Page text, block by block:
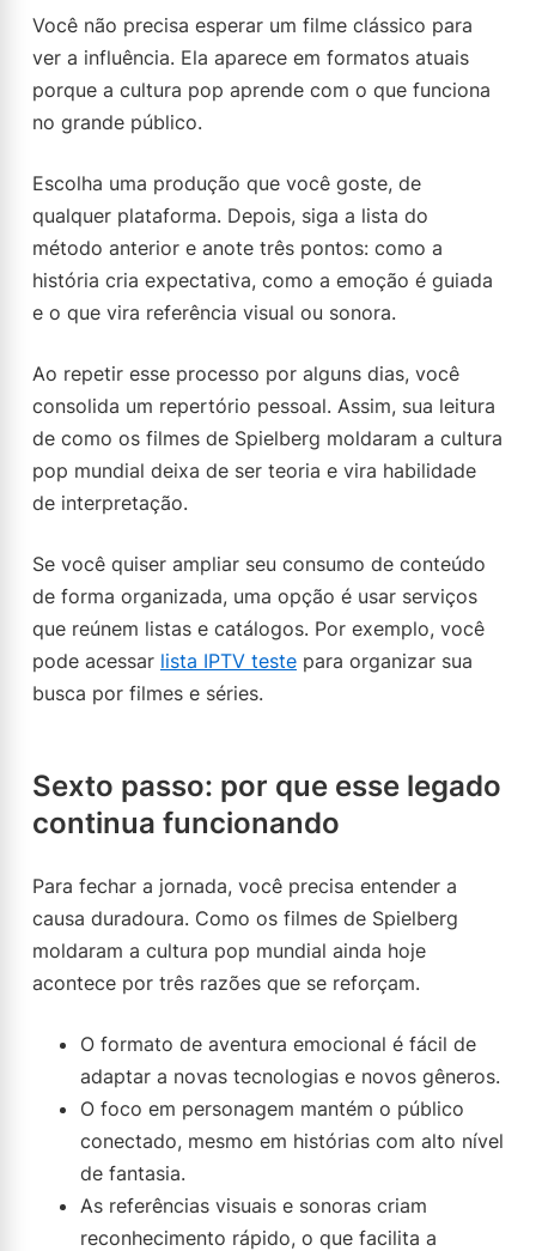
Você não precisa esperar um filme clássico para
ver a influência. Ela aparece em formatos atuais
porque a cultura pop aprende com o que funciona
no grande público.
Escolha uma produção que você goste, de
qualquer plataforma. Depois, siga a lista do
método anterior e anote três pontos: como a
história cria expectativa, como a emoção é guiada
e o que vira referência visual ou sonora.
Ao repetir esse processo por alguns dias, você
consolida um repertório pessoal. Assim, sua leitura
de como os filmes de Spielberg moldaram a cultura
pop mundial deixa de ser teoria e vira habilidade
de interpretação.
Se você quiser ampliar seu consumo de conteúdo
de forma organizada, uma opção é usar serviços
que reúnem listas e catálogos. Por exemplo, você
pode acessar lista IPTV teste para organizar sua
busca por filmes e séries.
Sexto passo: por que esse legado
continua funcionando
Para fechar a jornada, você precisa entender a
causa duradoura. Como os filmes de Spielberg
moldaram a cultura pop mundial ainda hoje
acontece por três razões que se reforçam.
O formato de aventura emocional é fácil de
adaptar a novas tecnologias e novos gêneros.
O foco em personagem mantém o público
conectado, mesmo em histórias com alto nível
de fantasia.
As referências visuais e sonoras criam
reconhecimento rápido, o que facilita a